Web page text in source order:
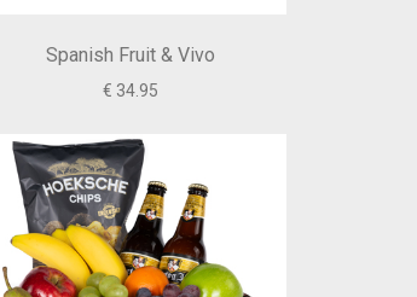
Spanish Fruit & Vivo
€ 34.95